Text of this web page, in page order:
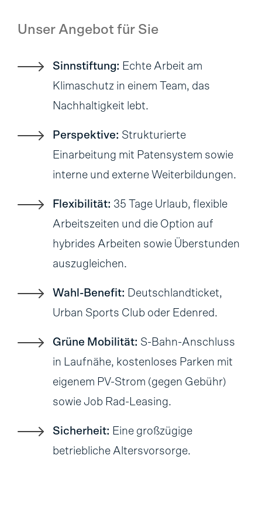
Unser Angebot für Sie
Sinnstiftung: Echte Arbeit am
Klimaschutz in einem Team, das
Nachhaltigkeit lebt.
Perspektive: Strukturierte
Einarbeitung mit Patensystem sowie
interne und externe Weiterbildungen.
Flexibilität: 35 Tage Urlaub, flexible
Arbeitszeiten und die Option auf
hybrides Arbeiten sowie Überstunden
auszugleichen.
Wahl-Benefit:
Deutschlandticket,
Urban Sports Club oder Edenred.
Grüne Mobilität: S-Bahn-Anschluss
in Laufnähe, kostenloses Parken mit
eigenem PV-Strom (gegen Gebühr)
sowie Job Rad-Leasing.
Sicherheit: Eine großzügige
betriebliche Altersvorsorge.